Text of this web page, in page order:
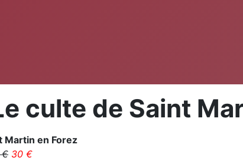
culte de Saint
Martin en Forez
€ 30 €